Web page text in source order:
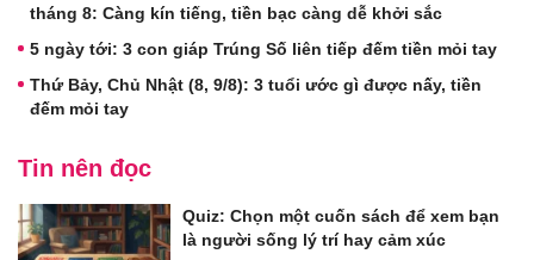
tháng 8: Càng kín tiếng, tiền bạc càng dễ khởi sắc
5 ngày tới: 3 con giáp Trúng Số liên tiếp đếm tiền mỏi tay
Thứ Bảy, Chủ Nhật (8, 9/8): 3 tuổi ước gì được nấy, tiền
đếm mỏi tay
Tin nên đọc
Quiz: Chọn một cuốn sách để xem bạn
là người sống lý trí hay cảm xúc